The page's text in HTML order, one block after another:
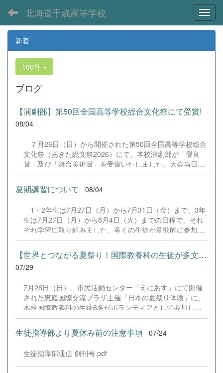
北海道千歳高等学校
新着
100件
ブログ
【演劇部】第50回全国高等学校総合文化祭にて受賞!
08/04
７月26日（日）から開催された第50回全国高等学校総合
文化祭（あきた総文祭2026）にて、本校演劇部が「優良
賞」及び「舞台美術賞」を受賞いたしました。大会当日
は、本校の部員たちもこれまで積み重ねてきた練習の成果
を存分に発揮し、堂々と舞台に立ちました。緊張感のある
全国の舞台において、一人一人が役割を果たし、心を込め
の全国大会出場にあたり、多大なるご支援・ご協力をいた
だきました企業の皆様、ならびに心温まるご寄付や温かい
ご声援を寄せてくださった地域の皆様方に、心より感謝申
し上げます。皆様からの温かいご支援が部員たちの大きな
励みとなり、全国の舞台で最高のパフォーマンスと演技を
届けることができました。今回の経験を糧に、さらに表現
本校演劇部への変わらぬご声援をよろしくお願いいたしま
す。 &nbsp;
夏期講習について 08/04
1・2年生は7月27日（月）から7月31日（金）まで、3年
生は7月27日（月）から8月4日（火）までの日程で、それ
ぞれ学習に取り組みました。多くの生徒が意欲的に参加
し、これまでの学習内容の復習や発展的な内容、受験に向
けた学習などに真剣に取り組む姿が見られました。夏期講
習で身に付けた学習習慣や知識を、今後の学校生活や学習
に生かし、一人一人がさらなる成長につなげてくれること
【世界とつながる夏祭り！国際教養科の生徒が多文化共生ボランテ...
07/29
7月26日（日）、市民活動センター「えにあす」にて開催
された恵庭国際交流プラザ主催「日本の夏祭り体験」に、
本校国際教養科の生徒6名がボランティアとして参加しま
した！ 会場にはウクライナ、ネパール、アフガニスタンな
ど多国籍な参加者が集まり、ヨーヨー釣りや綿あめ、盆踊
りなどを満喫。浴衣姿でイベントを彩った1年生や、経験
葉や国境を超えて笑顔で交流を深めました。 主催者の方か
らは、「国籍や年齢を問わず笑顔で寄り添い、自分で考え
生徒指導部より夏休み前の注意事項 07/24
生徒指導部通信 創刊号.pdf